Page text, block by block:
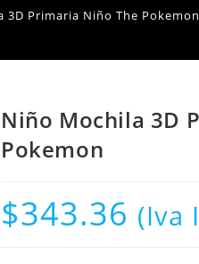
3D Primaria Niño The
Niño Mochila 3D
Pokemon
$343.36 (Iva